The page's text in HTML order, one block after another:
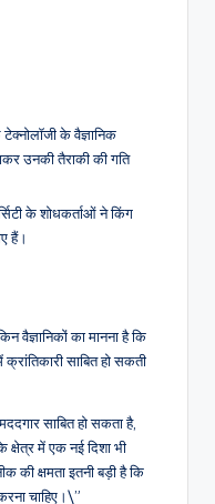
के वैज्ञानिक
उनकी तैराकी की गति
के शोधकर्ताओं ने किंग
हैं।
वैज्ञानिकों का मानना है कि
साबित हो सकती
साबित हो सकता है,
क्षेत्र में एक नई दिशा भी
की क्षमता इतनी बड़ी है कि
चाहिए।\”